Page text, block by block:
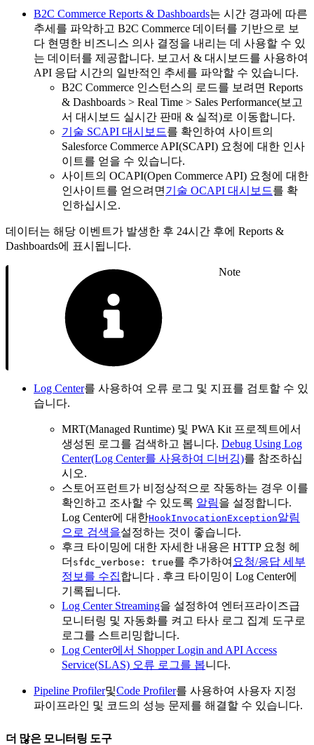
B2C Commerce Reports & Dashboards는 시간 경과에 따른
추세를 파악하고 B2C Commerce 데이터를 기반으로 보
다 현명한 비즈니스 의사 결정을 내리는 데 사용할 수 있
는 데이터를 제공합니다. 보고서 & 대시보드를 사용하여
API 응답 시간의 일반적인 추세를 파악할 수 있습니다.
B2C Commerce 인스턴스의 로드를 보려면 Reports
& Dashboards > Real Time > Sales Performance(보고
서 대시보드 실시간 판매 & 실적)로 이동합니다.
기술 SCAPI 대시보드를 확인하여 사이트의
Salesforce Commerce API(SCAPI) 요청에 대한 인사
이트를 얻을 수 있습니다.
사이트의 OCAPI(Open Commerce API) 요청에 대한
인사이트를 얻으려면 기술 OCAPI 대시보드를 확
인하십시오.
데이터는 해당 이벤트가 발생한 후 24시간 후에 Reports &
Dashboards에 표시됩니다.
Note
Log Center를 사용하여 오류 로그 및 지표를 검토할 수 있
습니다.
MRT(Managed Runtime) 및 PWA Kit 프로젝트에서
생성된 로그를 검색하고 봅니다. Debug Using Log
Center(Log Center를 사용하여 디버깅)를 참조하십
시오.
스토어프런트가 비정상적으로 작동하는 경우 이를
확인하고 조사할 수 있도록 알림을 설정합니다.
Log Center에 대한HookInvocationException알림
으로 검색을설정하는 것이 좋습니다.
후크 타이밍에 대한 자세한 내용은 HTTP 요청 헤
더 sfdc_verbose: true를 추가하여 요청/응답 세부
정보를 수집합니다 . 후크 타이밍이 Log Center에
기록됩니다.
Log Center Streaming을 설정하여 엔터프라이즈급
모니터링 및 자동화를 켜고 타사 로그 집계 도구로
로그를 스트리밍합니다.
Log Center에서 Shopper Login and API Access
Service(SLAS) 오류 로그를 봅니다.
Pipeline Profiler및Code Profiler를 사용하여 사용자 지정
파이프라인 및 코드의 성능 문제를 해결할 수 있습니다.
더 많은 모니터링 도구